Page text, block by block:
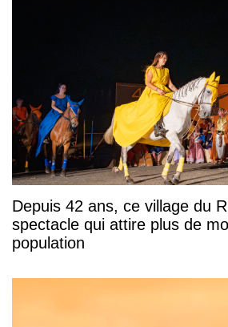
Depuis 42 ans, ce village du
spectacle qui attire plus de
population